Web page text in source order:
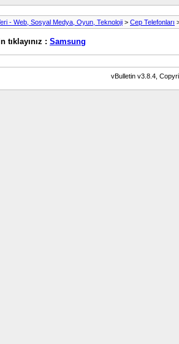
- Web, Sosyal Medya, Oyun, Teknoloji > Cep Telefonları
: Samsung
vBulletin v3.8.4,